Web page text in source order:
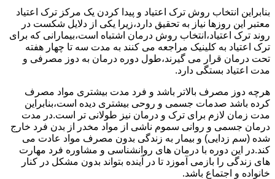
بنابراین انتخاب روش ترک اعتیاد و پیدا کردن یک مرکز ترک اعتیاد
معتبر این روزها نیاز به تحقیق دارد،زیرا یکی از دلایل شکست در
روند ترک اعتیاد،انتخاب روش درمان اشتباه است،بیمارانی که برای
ترک اعتیاد به کلینیک مراجعه می کنند به مدت سه تا چهار هفته
تحت درمان قرار می گیرند،طول دوره درمان به دوز مصرفی و
مدت اعتیاد بستگی دارد.
هرچه دوز مصرف بالاتر باشد و فرد مدت بیشتری مواد مصرف
کرده باشد صدمات جسمی و روحی بیشتری دیده است،بنابراین
مدت زمان لازم برای ترک و درمان نیز طولانی تر است.در مدت
درمان جسمی و روانی سموم ناشی از مواد مخدر از بدن فرد خارج
شده (سم زدایی) و بیمار به زندگی بدون مصرف مواد عادت می
کند.در این دوره با درمان های روانشناسی و مشاوره فرد مهارت
های زندگی را بازمی آموزد تا در آینده بتواند بدون مشکل در کنار
خانواده و اجتماع باشد.